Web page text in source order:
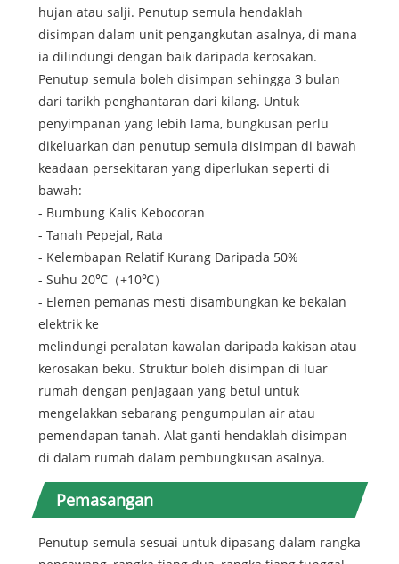
hujan atau salji. Penutup semula hendaklah
disimpan dalam unit pengangkutan asalnya, di mana
ia dilindungi dengan baik daripada kerosakan.
Penutup semula boleh disimpan sehingga 3 bulan
dari tarikh penghantaran dari kilang. Untuk
penyimpanan yang lebih lama, bungkusan perlu
dikeluarkan dan penutup semula disimpan di bawah
keadaan persekitaran yang diperlukan seperti di
bawah:
- Bumbung Kalis Kebocoran
- Tanah Pepejal, Rata
- Kelembapan Relatif Kurang Daripada 50%
- Suhu 20℃（+10℃）
- Elemen pemanas mesti disambungkan ke bekalan
elektrik ke
melindungi peralatan kawalan daripada kakisan atau
kerosakan beku. Struktur boleh disimpan di luar
rumah dengan penjagaan yang betul untuk
mengelakkan sebarang pengumpulan air atau
pemendapan tanah. Alat ganti hendaklah disimpan
di dalam rumah dalam pembungkusan asalnya.
Pemasangan
Penutup semula sesuai untuk dipasang dalam rangka